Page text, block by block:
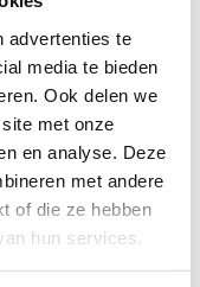
advertenties te
media te bieden
Ook delen we
met onze
en analyse. Deze
met andere
of die ze hebben
hun services.
+
−